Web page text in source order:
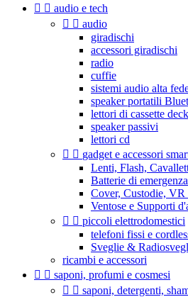
  audio e tech
  audio
giradischi
accessori giradischi
radio
cuffie
sistemi audio alta
speaker portatili
lettori di cassette
speaker passivi
lettori cd
  gadget e accessori
Lenti, Flash,
Batterie di
Cover, Custodie, VR
Ventose e Supporti
  piccoli elettrodomestici
telefoni fissi e
Sveglie &
ricambi e accessori
  saponi, profumi e cosmesi
  saponi, detergenti,